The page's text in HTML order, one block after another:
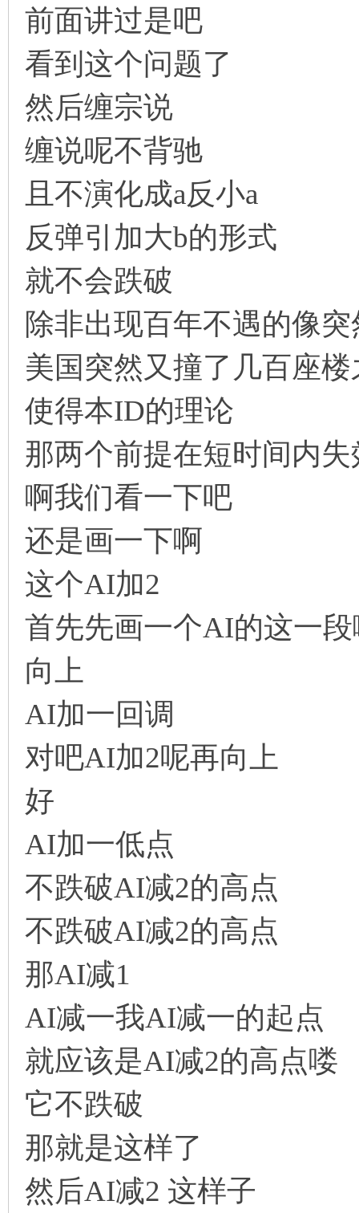
前面讲过是吧
看到这个问题了
然后缠宗说
缠说呢不背驰
且不演化成a反小a
反弹引加大b的形式
就不会跌破
除非出现百年不遇的像
美国突然又撞了几百座
使得本ID的理论
那两个前提在短时间内失
啊我们看一下吧
还是画一下啊
这个AI加2
首先先画一个AI的这一段
向上
AI加一回调
对吧AI加2呢再向上
好
AI加一低点
不跌破AI减2的高点
不跌破AI减2的高点
那AI减1
AI减一我AI减一的起点
就应该是AI减2的高点喽
它不跌破
那就是这样了
然后AI减2 这样子